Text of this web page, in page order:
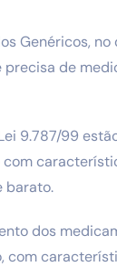
Genéricos,
de
9.787/99
barato.
dos
com